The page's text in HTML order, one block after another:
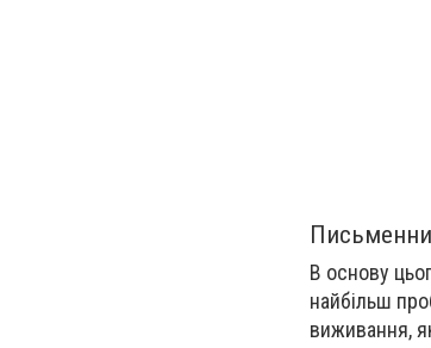
В основу
найбільш
виживання,